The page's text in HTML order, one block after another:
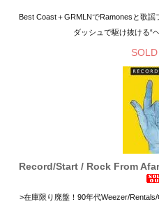
Best Coast＋GRMLNでRamonesと歌
ダッシュで駆け抜ける“
Record/Start / Rock From
>在庫限り廃盤！90年代Weezer/